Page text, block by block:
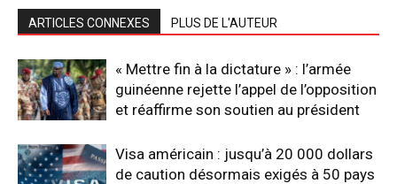
ARTICLES CONNEXES PLUS DE L'AUTEUR
« Mettre fin à la dictature » : l’armée
guinéenne rejette l’appel de l’opposition
et réaffirme son soutien au président
Visa américain : jusqu’à 20 000 dollars
de caution désormais exigés à 50 pays